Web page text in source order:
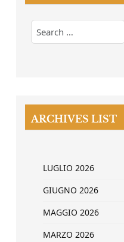
ARCHIVES LIST
LUGLIO 2026
GIUGNO 2026
MAGGIO 2026
MARZO 2026